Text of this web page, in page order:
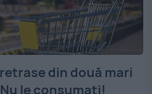
din două mari
le consumați!